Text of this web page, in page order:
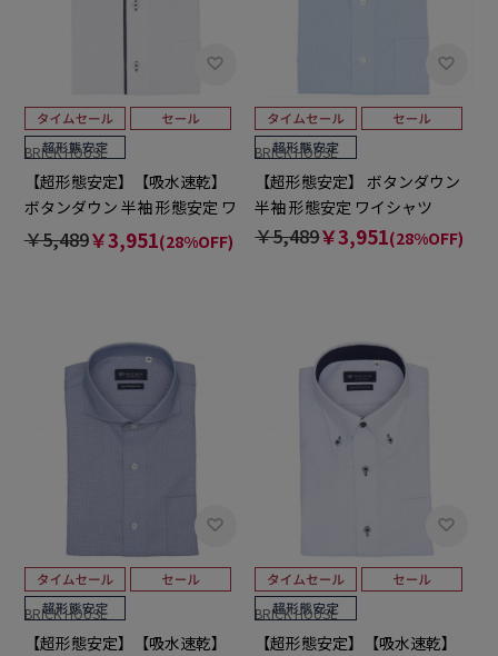
BRICK HOUSE
【超形態安定】【吸水速乾】
ボタンダウン 半袖 形態安定 ワ
イシャツ
￥5,489￥3,951(28%OFF)
BRICK HOUSE
【超形態安定】 ボタンダウン
半袖 形態安定 ワイシャツ
￥5,489￥3,951(28%OFF)
BRICK HOUSE
【超形態安定】【吸水速乾】
BRICK HOUSE
【超形態安定】【吸水速乾】